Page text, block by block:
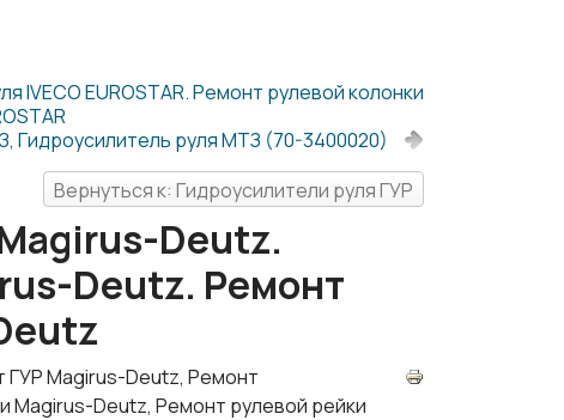
IVECO EUROSTAR. Ремонт рулевой колонки
Гидроусилитель руля МТЗ (70-3400020)
Вернуться к: Гидроусилители руля ГУР
Deutz.
Deutz. Ремонт
Magirus-Deutz, Ремонт
Magirus-Deutz, Ремонт рулевой рейки